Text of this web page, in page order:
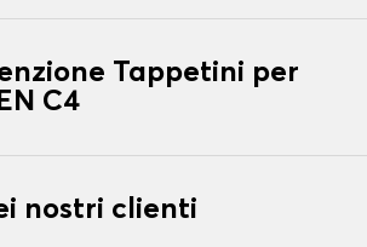
Tappetini per
C4
nostri clienti